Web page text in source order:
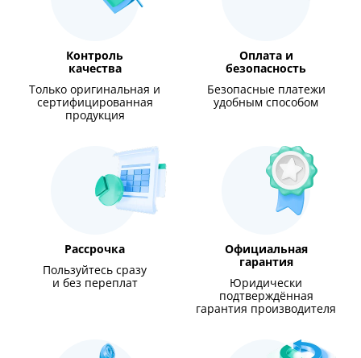
Контроль
качества
Только оригинальная и
сертифицированная
продукция
Оплата и
безопасность
Безопасные платежи
удобным способом
Рассрочка
Пользуйтесь сразу
и без переплат
Официальная
гарантия
Юридически
подтверждённая
гарантия производителя